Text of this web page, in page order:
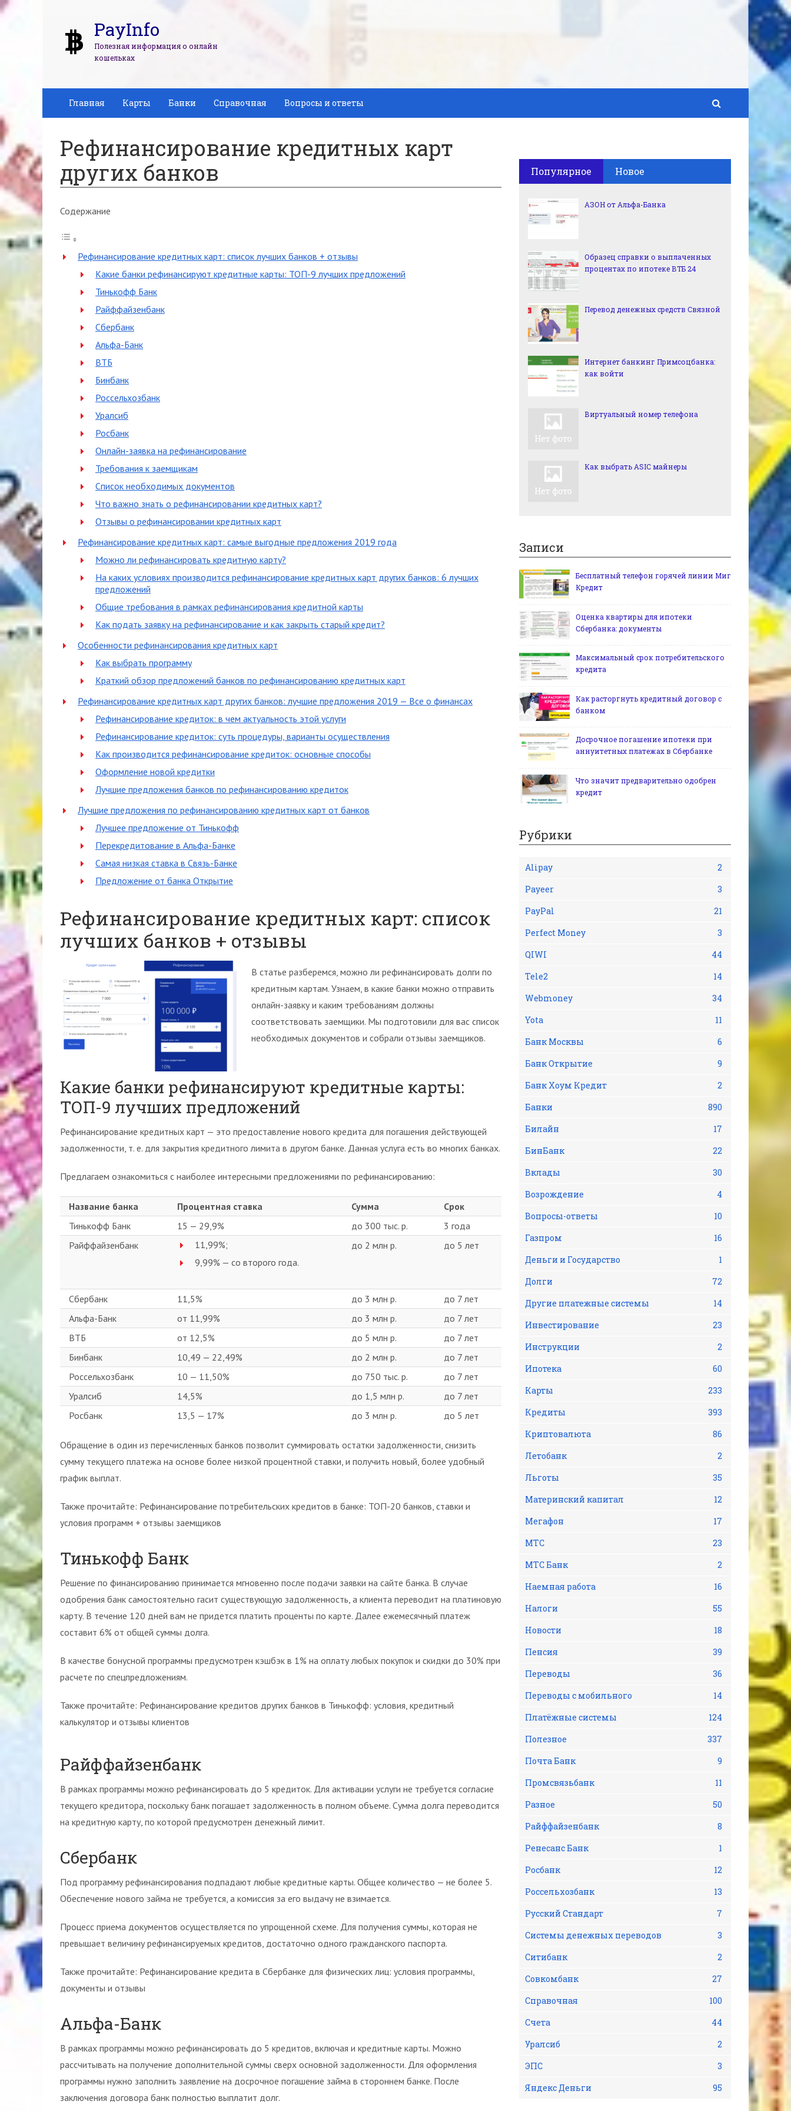
PayInfo
Полезная информация о онлайн
кошельках
Главная Карты Банки Справочная Вопросы и ответы
Рефинансирование кредитных карт
других банков
Содержание
Рефинансирование кредитных карт: список лучших банков + отзывы
Какие банки рефинансируют кредитные карты: ТОП-9 лучших предложений
Тинькофф Банк
Райффайзенбанк
Сбербанк
Альфа-Банк
ВТБ
Бинбанк
Россельхозбанк
Уралсиб
Росбанк
Онлайн-заявка на рефинансирование
Требования к заемщикам
Список необходимых документов
Что важно знать о рефинансировании кредитных карт?
Отзывы о рефинансировании кредитных карт
Рефинансирование кредитных карт: самые выгодные предложения 2019 года
Можно ли рефинансировать кредитную карту?
На каких условиях производится рефинансирование кредитных карт других банков: 6 лучших
предложений
Общие требования в рамках рефинансирования кредитной карты
Как подать заявку на рефинансирование и как закрыть старый кредит?
Особенности рефинансирования кредитных карт
Как выбрать программу
Краткий обзор предложений банков по рефинансированию кредитных карт
Рефинансирование кредитных карт других банков: лучшие предложения 2019 — Все о финансах
Рефинансирование кредиток: в чем актуальность этой услуги
Рефинансирование кредиток: суть процедуры, варианты осуществления
Как производится рефинансирование кредиток: основные способы
Оформление новой кредитки
Лучшие предложения банков по рефинансированию кредиток
Лучшие предложения по рефинансированию кредитных карт от банков
Лучшее предложение от Тинькофф
Перекредитование в Альфа-Банке
Самая низкая ставка в Связь-Банке
Предложение от банка Открытие
Рефинансирование кредитных карт: список
лучших банков + отзывы
В статье разберемся, можно ли рефинансировать долги по
кредитным картам. Узнаем, в какие банки можно отправить
онлайн-заявку и каким требованиям должны
соответствовать заемщики. Мы подготовили для вас список
необходимых документов и собрали отзывы заемщиков.
Какие банки рефинансируют кредитные карты:
ТОП-9 лучших предложений
Рефинансирование кредитных карт — это предоставление нового кредита для погашения действующей
задолженности, т. е. для закрытия кредитного лимита в другом банке. Данная услуга есть во многих банках.
Предлагаем ознакомиться с наиболее интересными предложениями по рефинансированию:
Название банка Процентная ставка Сумма
Срок
Тинькофф Банк
15 — 29,9% до 300 тыс. р.
3 года
Райффайзенбанк
11,99%;
9,99% — со второго года.
до 2 млн р. до 5 лет
Сбербанк 11,5% до 3 млн р.
до 7 лет
Альфа-Банк
от 11,99% до 3 млн р.
до 7 лет
ВТБ
от 12,5% до 5 млн р.
до 7 лет
Бинбанк
10,49 — 22,49% до 2 млн р.
до 7 лет
Россельхозбанк
10 — 11,50% до 750 тыс. р.
до 7 лет
Уралсиб
14,5% до 1,5 млн р.
до 7 лет
Росбанк
13,5 — 17% до 3 млн р. до 5 лет
Обращение в один из перечисленных банков позволит суммировать остатки задолженности, снизить
сумму текущего платежа на основе более низкой процентной ставки, и получить новый, более удобный
график выплат.
Также прочитайте: Рефинансирование потребительских кредитов в банке: ТОП-20 банков, ставки и
условия программ + отзывы заемщиков
Тинькофф Банк
Решение по финансированию принимается мгновенно после подачи заявки на сайте банка. В случае
одобрения банк самостоятельно гасит существующую задолженность, а клиента переводит на платиновую
карту. В течение 120 дней вам не придется платить проценты по карте. Далее ежемесячный платеж
составит 6% от общей суммы долга.
В качестве бонусной программы предусмотрен кэшбэк в 1% на оплату любых покупок и скидки до 30% при
расчете по спецпредложениям.
Также прочитайте: Рефинансирование кредитов других банков в Тинькофф: условия, кредитный
калькулятор и отзывы клиентов
Райффайзенбанк
В рамках программы можно рефинансировать до 5 кредиток. Для активации услуги не требуется согласие
текущего кредитора, поскольку банк погашает задолженность в полном объеме. Сумма долга переводится
на кредитную карту, по которой предусмотрен денежный лимит.
Сбербанк
Под программу рефинансирования подпадают любые кредитные карты. Общее количество — не более 5.
Обеспечение нового займа не требуется, а комиссия за его выдачу не взимается.
Процесс приема документов осуществляется по упрощенной схеме. Для получения суммы, которая не
превышает величину рефинансируемых кредитов, достаточно одного гражданского паспорта.
Также прочитайте: Рефинансирование кредита в Сбербанке для физических лиц: условия программы,
документы и отзывы
Альфа-Банк
В рамках программы можно рефинансировать до 5 кредитов, включая и кредитные карты. Можно
рассчитывать на получение дополнительной суммы сверх основной задолженности. Для оформления
программы нужно заполнить заявление на досрочное погашение займа в стороннем банке. После
заключения договора банк полностью выплатит долг.
Популярное Новое
АЗОН от Альфа-Банка
Образец справки о выплаченных
процентах по ипотеке ВТБ 24
Перевод денежных средств Связной
Интернет банкинг Примсоцбанка:
как войти
Виртуальный номер телефона
Как выбрать ASIC майнеры
Записи
Бесплатный телефон горячей линии Миг
Кредит
Оценка квартиры для ипотеки
Сбербанка: документы
Максимальный срок потребительского
кредита
Как расторгнуть кредитный договор с
банком
Досрочное погашение ипотеки при
аннуитетных платежах в Сбербанке
Что значит предварительно одобрен
кредит
Рубрики
Alipay
2
Payeer
3
PayPal
21
Perfect Money
3
QIWI
44
Tele2
14
Webmoney
34
Yota
11
Банк Москвы
6
Банк Открытие
9
Банк Хоум Кредит
2
Банки
890
Билайн
17
БинБанк
22
Вклады
30
Возрождение
4
Вопросы-ответы
10
Газпром
16
Деньги и Государство
1
Долги
72
Другие платежные системы
14
Инвестирование
23
Инструкции
2
Ипотека
60
Карты
233
Кредиты
393
Криптовалюта
86
Летобанк
2
Льготы
35
Материнский капитал
12
Мегафон
17
МТС
23
МТС Банк
2
Наемная работа
16
Налоги
55
Новости
18
Пенсия
39
Переводы
36
Переводы с мобильного
14
Платёжные системы
124
Полезное
337
Почта Банк
9
Промсвязьбанк
11
Разное
50
Райффайзенбанк
8
Ренесанс Банк
1
Росбанк
12
Россельхозбанк
13
Русский Стандарт
7
Системы денежных переводов
3
Ситибанк
2
Совкомбанк
27
Справочная
100
Счета
44
Уралсиб
2
ЭПС
3
Яндекс Деньги
95